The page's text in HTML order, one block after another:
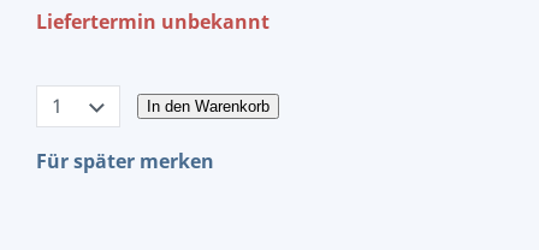
Liefertermin unbekannt
In den Warenkorb
Für später merken